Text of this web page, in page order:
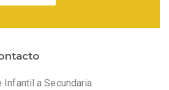
a Secundaria